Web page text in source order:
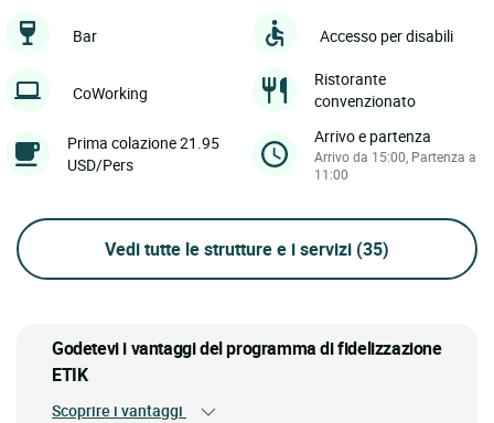
Bar Accesso per disabili
CoWorking
Ristorante
convenzionato
Prima colazione 21.95
USD/Pers
Arrivo e partenza
Arrivo da 15:00, Partenza a
11:00
Vedi tutte le strutture e i servizi (35)
Godetevi i vantaggi del programma di fidelizzazione
ETIK
Scoprire i vantaggi